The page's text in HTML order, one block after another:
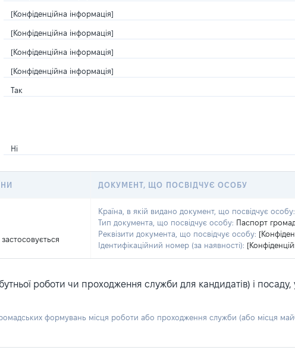
[Конфіденційна інформація]
[Конфіденційна інформація]
[Конфіденційна інформація]
[Конфіденційна інформація]
Так
Ні
ДОКУМЕНТ, ЩО ПОСВІДЧУЄ ОСОБУ
застосовується
Країна, в якій видано документ, що посвідчує особу:
Тип документа, що посвідчує особу: Паспорт
Реквізити документа, що посвідчує особу:
Ідентифікаційний номер (за наявності):
роботи чи проходження служби для кандидатів) і посаду,
формувань місця роботи або проходження служби (або місця